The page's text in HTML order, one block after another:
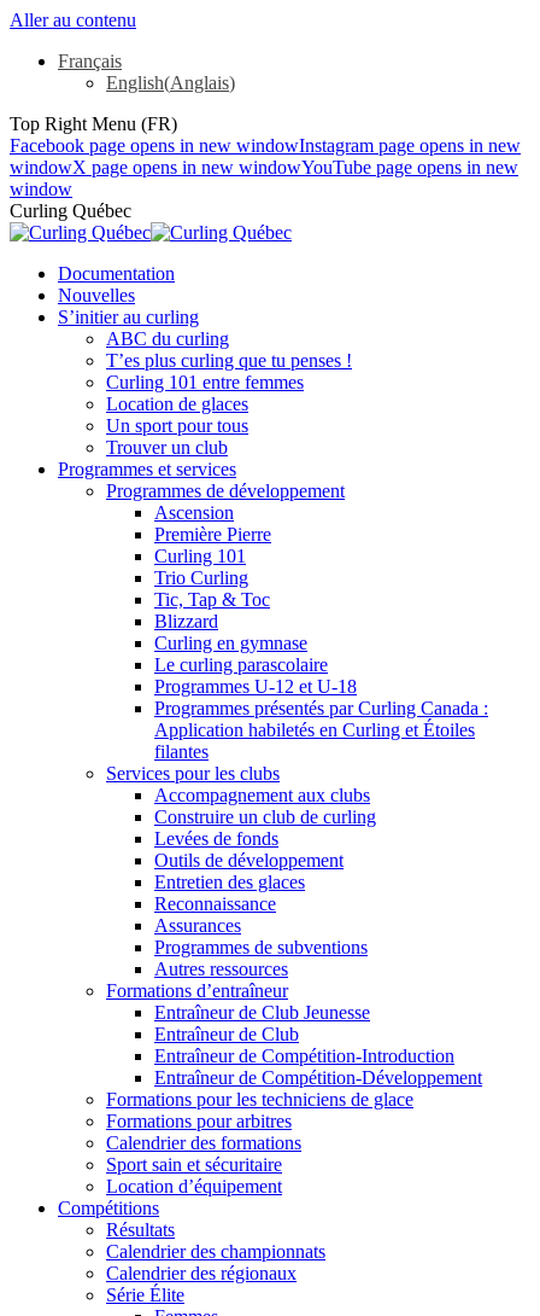
Aller au contenu
Français
English(Anglais)
Top Right Menu (FR)
Facebook page opens in new windowInstagram page opens in new
windowX page opens in new windowYouTube page opens in new
window
Curling Québec
Documentation
Nouvelles
S’initier au curling
ABC du curling
T’es plus curling que tu penses !
Curling 101 entre femmes
Location de glaces
Un sport pour tous
Trouver un club
Programmes et services
Programmes de développement
Ascension
Première Pierre
Curling 101
Trio Curling
Tic, Tap & Toc
Blizzard
Curling en gymnase
Le curling parascolaire
Programmes U-12 et U-18
Programmes présentés par Curling Canada :
Application habiletés en Curling et Étoiles
filantes
Services pour les clubs
Accompagnement aux clubs
Construire un club de curling
Levées de fonds
Outils de développement
Entretien des glaces
Reconnaissance
Assurances
Programmes de subventions
Autres ressources
Formations d’entraîneur
Entraîneur de Club Jeunesse
Entraîneur de Club
Entraîneur de Compétition-Introduction
Entraîneur de Compétition-Développement
Formations pour les techniciens de glace
Formations pour arbitres
Calendrier des formations
Sport sain et sécuritaire
Location d’équipement
Compétitions
Résultats
Calendrier des championnats
Calendrier des régionaux
Série Élite